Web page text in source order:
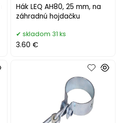
Hák LEQ AH80, 25 mm, na
záhradnú hojdačku
skladom 31 ks
3.60 €